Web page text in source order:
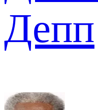
Депп